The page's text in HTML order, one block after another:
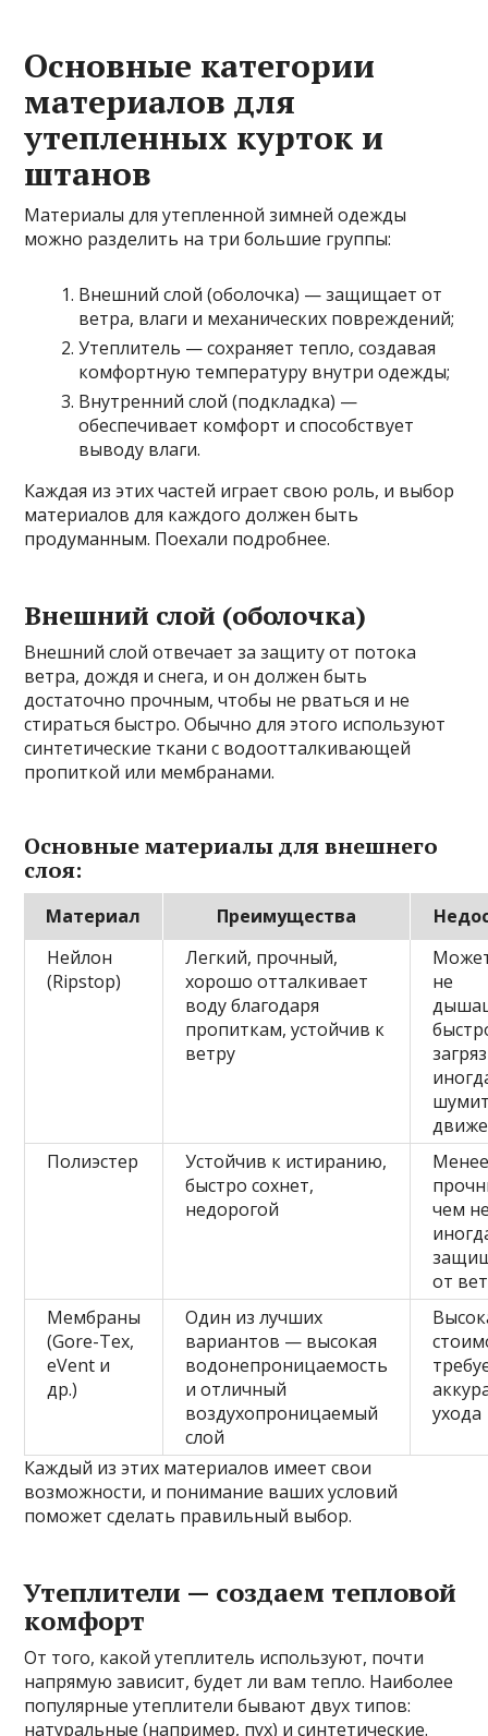
Основные категории
материалов для
утепленных курток и
штанов
Материалы для утепленной зимней одежды
можно разделить на три большие группы:
Внешний слой (оболочка) — защищает от
ветра, влаги и механических повреждений;
Утеплитель — сохраняет тепло, создавая
комфортную температуру внутри одежды;
Внутренний слой (подкладка) —
обеспечивает комфорт и способствует
выводу влаги.
Каждая из этих частей играет свою роль, и выбор
материалов для каждого должен быть
продуманным. Поехали подробнее.
Внешний слой (оболочка)
Внешний слой отвечает за защиту от потока
ветра, дождя и снега, и он должен быть
достаточно прочным, чтобы не рваться и не
стираться быстро. Обычно для этого используют
синтетические ткани с водоотталкивающей
пропиткой или мембранами.
Основные материалы для внешнего
слоя:
Материал Преимущества
Нейлон
(Ripstop)
Легкий, прочный,
хорошо отталкивает
воду благодаря
пропиткам, устойчив к
ветру
не
Полиэстер
Устойчив к истиранию,
быстро сохнет,
недорогой
чем
от
Мембраны
(Gore-Tex,
eVent и
др.)
Один из лучших
вариантов — высокая
водонепроницаемость
и отличный
воздухопроницаемый
слой
ухода
Каждый из этих материалов имеет свои
возможности, и понимание ваших условий
поможет сделать правильный выбор.
Утеплители — создаем тепловой
комфорт
От того, какой утеплитель используют, почти
напрямую зависит, будет ли вам тепло. Наиболее
популярные утеплители бывают двух типов:
натуральные (например, пух) и синтетические.